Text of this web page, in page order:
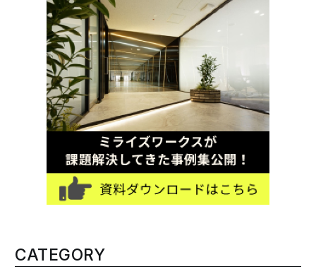
CATEGORY